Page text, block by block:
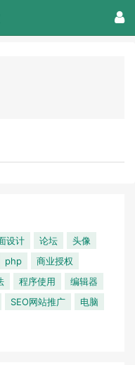
设计 论坛
头像
php
商业授权
程序使用
编辑器
SEO网站推广
电脑